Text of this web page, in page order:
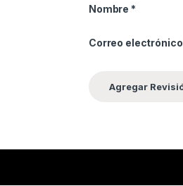
Nombre *
Correo electrónico